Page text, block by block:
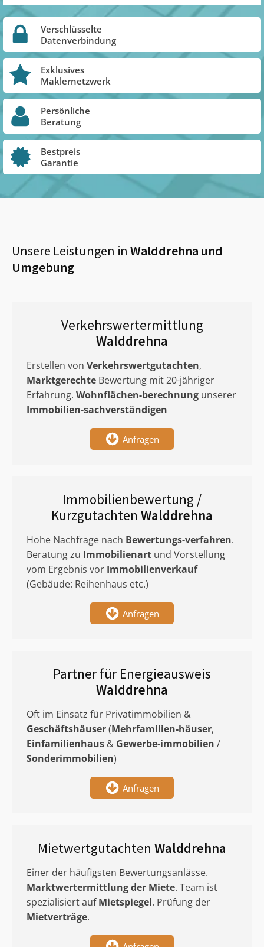
Verschlüsselte
Datenverbindung
Exklusives
Maklernetzwerk
Persönliche
Beratung
Bestpreis
Garantie
Unsere Leistungen in Walddrehna und
Umgebung
Verkehrswertermittlung
Walddrehna
Erstellen von Verkehrswertgutachten,
Marktgerechte Bewertung mit 20-jähriger
Erfahrung. Wohnflächen-berechnung unserer
Immobilien-sachverständigen
Anfragen
Immobilienbewertung /
Kurzgutachten Walddrehna
Hohe Nachfrage nach Bewertungs-verfahren.
Beratung zu Immobilienart und Vorstellung
vom Ergebnis vor Immobilienverkauf
(Gebäude: Reihenhaus etc.)
Anfragen
Partner für Energieausweis
Walddrehna
Oft im Einsatz für Privatimmobilien &
Geschäftshäuser(Mehrfamilien-häuser,
Einfamilienhaus & Gewerbe-immobilien /
Sonderimmobilien)
Anfragen
Mietwertgutachten Walddrehna
Einer der häufigsten Bewertungsanlässe.
Marktwertermittlungder Miete. Team ist
spezialisiert aufMietspiegel. Prüfung der
Mietverträge.